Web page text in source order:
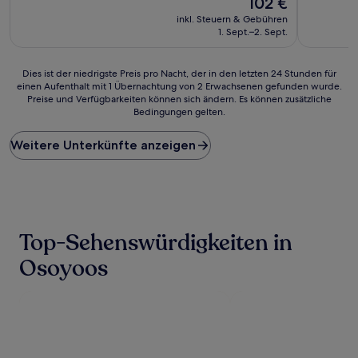
Preis
beträgt
inkl. Steuern & Gebühren
1. Sept.–2. Sept.
Dies
ist
Preis
pro
Nacht,
24 Stunden
einen
Aufenthalt
Dies ist der niedrigste Preis pro Nacht, der in den letzten 24 Stunden für
einen Aufenthalt mit 1 Übernachtung von 2 Erwachsenen gefunden wurde.
Preise und Verfügbarkeiten können sich ändern. Es können zusätzliche
Bedingungen gelten.
Weitere Unterkünfte anzeigen
Top-Sehenswürdigkeiten in
Osoyoos